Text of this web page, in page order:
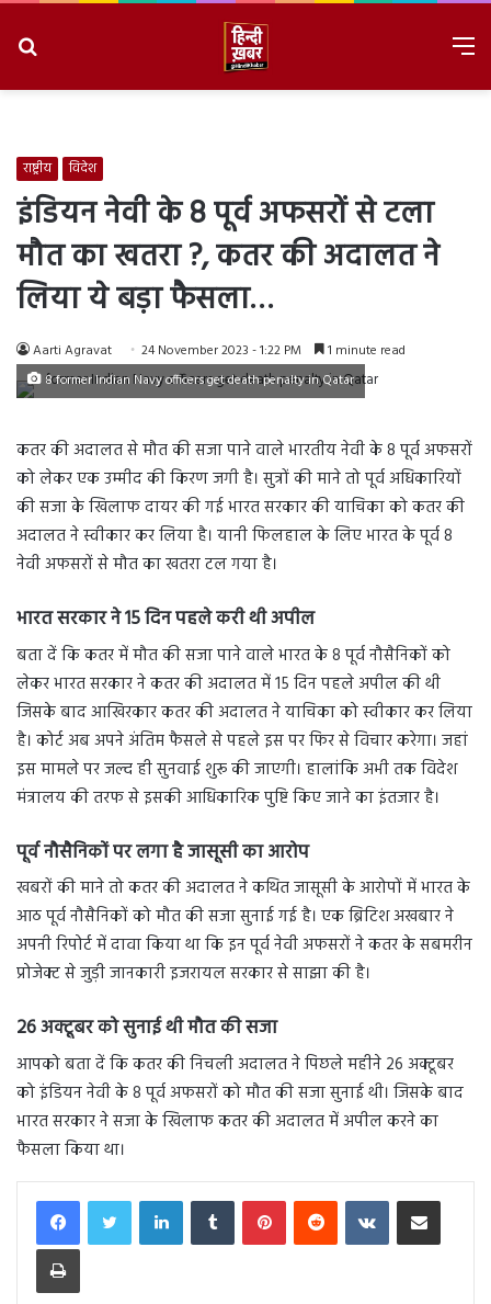
राष्ट्रीय विदेश
इंडियन नेवी के 8 पूर्व अफसरों से टला
मौत का खतरा ?, कतर की अदालत ने
लिया ये बड़ा फैसला…
Aarti Agravat 24 November 2023 - 1:22 PM 1 minute read
8 former Indian Navy officers get death penalty in Qatar
कतर की अदालत से मौत की सजा पाने वाले भारतीय नेवी के 8 पूर्व अफसरों
को लेकर एक उम्मीद की किरण जगी है। सुत्रों की माने तो पूर्व अधिकारियों
की सजा के खिलाफ दायर की गई भारत सरकार की याचिका को कतर की
अदालत ने स्वीकार कर लिया है। यानी फिलहाल के लिए भारत के पूर्व 8
नेवी अफसरों से मौत का खतरा टल गया है।
भारत सरकार ने 15 दिन पहले करी थी अपील
बता दें कि कतर में मौत की सजा पाने वाले भारत के 8 पूर्व नौसैनिकों को
लेकर भारत सरकार ने कतर की अदालत में 15 दिन पहले अपील की थी
जिसके बाद आखिरकार कतर की अदालत ने याचिका को स्वीकार कर लिया
है। कोर्ट अब अपने अंतिम फैसले से पहले इस पर फिर से विचार करेगा। जहां
इस मामले पर जल्द ही सुनवाई शुरू की जाएगी। हालांकि अभी तक विदेश
मंत्रालय की तरफ से इसकी आधिकारिक पुष्टि किए जाने का इंतजार है।
पूर्व नौसैनिकों पर लगा है जासूसी का आरोप
खबरों की माने तो कतर की अदालत ने कथित जासूसी के आरोपों में भारत के
आठ पूर्व नौसैनिकों को मौत की सजा सुनाई गई है। एक ब्रिटिश अखबार ने
अपनी रिपोर्ट में दावा किया था कि इन पूर्व नेवी अफसरों ने कतर के सबमरीन
प्रोजेक्ट से जुड़ी जानकारी इजरायल सरकार से साझा की है।
26 अक्टूबर को सुनाई थी मौत की सजा
आपको बता दें कि कतर की निचली अदालत ने पिछले महीने 26 अक्टूबर
को इंडियन नेवी के 8 पूर्व अफसरों को मौत की सजा सुनाई थी। जिसके बाद
भारत सरकार ने सजा के खिलाफ कतर की अदालत में अपील करने का
फैसला किया था।
LinkedInTumblr PinterestReddit VKontakteShare via Email
Print